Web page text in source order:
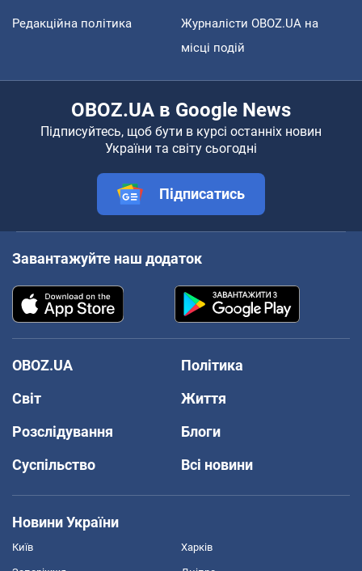
Редакційна політика
Журналісти OBOZ.UA на
місці подій
OBOZ.UA в Google News
Підписуйтесь, щоб бути в курсі останніх новин
України та світу сьогодні
Підписатись
Завантажуйте наш додаток
OBOZ.UA
Політика
Світ
Життя
Розслідування
Блоги
Суспільство
Всі новини
Новини України
Київ Харків